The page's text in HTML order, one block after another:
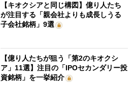
【キオクシアと同じ構図】億り人たち
が注目する「親会社よりも成長しうる
子会社銘柄」9選
【億り人たちが狙う「第2のキオクシ
ア」11選】注目の「IPOセカンダリー投
資銘柄」を一挙紹介